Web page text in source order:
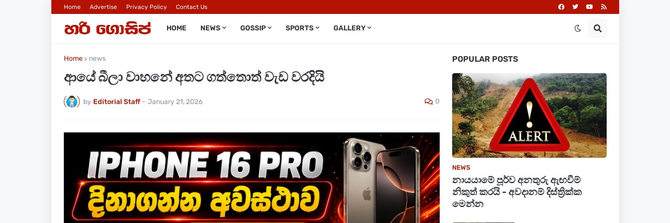
Home Advertise Privacy Policy Contact Us
HOME NEWS GOSSIP SPORTS GALLERY
Home news
ආයේ බීලා වාහනේ අතට ගත්තොත් වැඩ වරදියි
by Editorial Staff - January 21, 2026 0
POPULAR POSTS
NEWS
නායයාමේ පූර්ව අනතුරු ඇඟවීම්
නිකුත් කරයි - අවදානම් දිස්ත්‍රික්ක
මෙන්න